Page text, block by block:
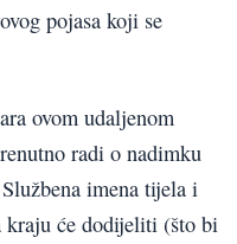
pojasa koji se
ovom udaljenom
radi o nadimku
imena tijela i
kraju će dodijeliti (što bi